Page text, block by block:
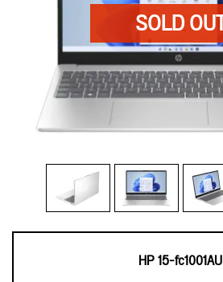
HP 15-fc1001AU